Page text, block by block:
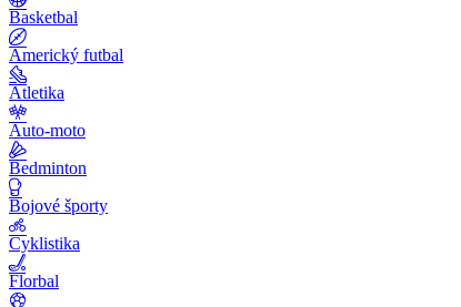
Basketbal
Americký futbal
Atletika
Auto-moto
Bedminton
Bojové športy
Cyklistika
Florbal